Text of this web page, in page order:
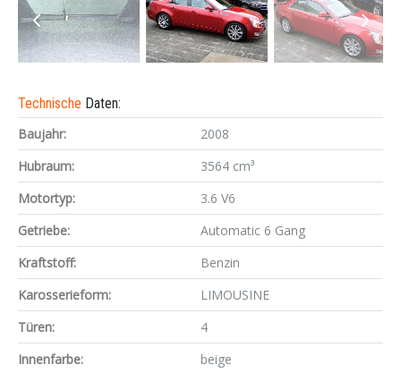
Technische Daten:
Baujahr:
2008
Hubraum:
3564 cm³
Motortyp:
3.6 V6
Getriebe:
Automatic 6 Gang
Kraftstoff:
Benzin
Karosserieform:
LIMOUSINE
Türen:
4
Innenfarbe:
beige